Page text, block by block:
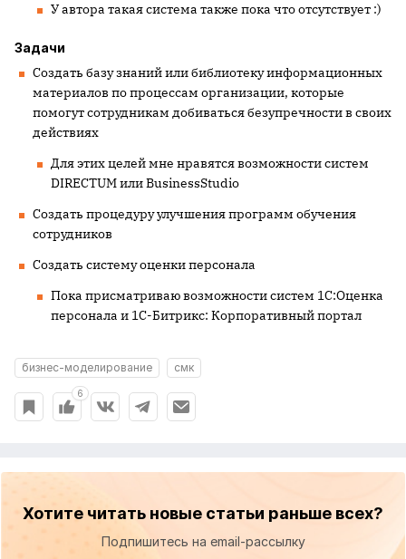
У автора такая система также пока что отсутствует :)
Задачи
Создать базу знаний или библиотеку информационных
материалов по процессам организации, которые
помогут сотрудникам добиваться безупречности в своих
действиях
Для этих целей мне нравятся возможности систем
DIRECTUMилиBusinessStudio
Создать процедуру улучшения программ обучения
сотрудников
Создать систему оценки персонала
Пока присматриваю возможности систем 1С:Оценка
персонала и 1С-Битрикс: Корпоративный портал
бизнес-моделирование смк
6
Хотите читать новые статьи раньше всех?
Подпишитесь на email-рассылку